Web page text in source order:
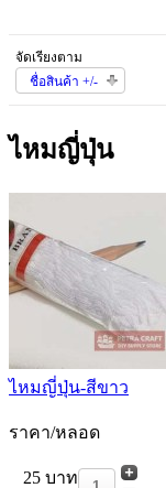
จัดเรียงตาม
ชื่อสินค้า +/-
ไหมญี่ปุ่น
ไหมญี่ปุ่น-สีขาว
ราคา/หลอด
25 บาท